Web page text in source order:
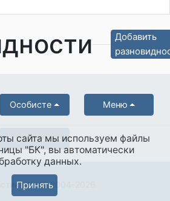
Добавить
Особисте Меню
Українська
Клуб 2004-2026
сайта мы используем файлы
"БК", вы автоматически
данных.
Принять